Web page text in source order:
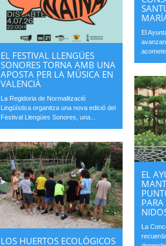
El
EL FESTIVAL LLENGÜES
SONORES TORNA AMB UNA
APOSTA PER LA MÚSICA EN
VALENCIÀ
La Regidoria de Normalització
Lingüística organitza una nova edició del
Festival Llengües Sonores, una...
EL
La
LOS HUERTOS ECOLÓGICOS